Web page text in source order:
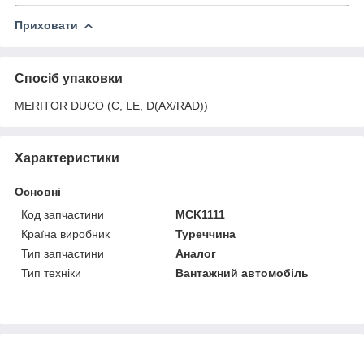
Приховати
Спосіб упаковки
MERITOR DUCO (C, LE, D(AX/RAD))
Характеристики
Основні
Код запчастини
MCK1111
Країна виробник
Туреччина
Тип запчастини
Аналог
Тип техніки
Вантажний автомобіль